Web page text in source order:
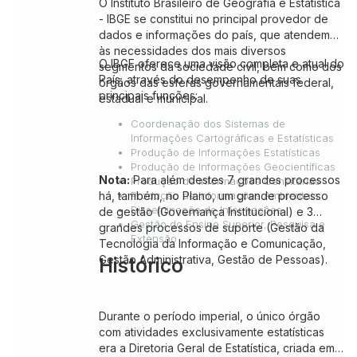
O Instituto Brasileiro de Geografia e Estatística
- IBGE se constitui no principal provedor de
dados e informações do país, que atendem
às necessidades dos mais diversos
segmentos da sociedade civil, bem como dos
órgãos das esferas governamentais federal,
estadual e municipal.
O IBGE oferece uma visão completa e atual do
País, através do desempenho de suas
principais funções:
Coordenação dos Sistemas de
Informações Cartográficas e Estatísticas
Produção de Informações Estatísticas
Produção de Informações Geocientíficas
Produção de Informações Censitárias
Produção de Informações Ambientais
Disseminação de Informações
Gestão do Ensino Superior, Pesquisa e
Extensão
Nota:Para além destes 7 grandes processos
há, também, no Plano, um grande processo
de gestão (Governança Institucional) e 3
grandes processos de suporte (Gestão da
Tecnologia da Informação e Comunicação,
Gestão Administrativa, Gestão de Pessoas).
Histórico
Durante o período imperial, o único órgão
com atividades exclusivamente estatísticas
era a Diretoria Geral de Estatística, criada em